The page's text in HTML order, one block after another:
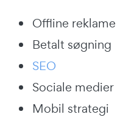
Offline reklame
Betalt søgning
SEO
Sociale medier
Mobil strategi